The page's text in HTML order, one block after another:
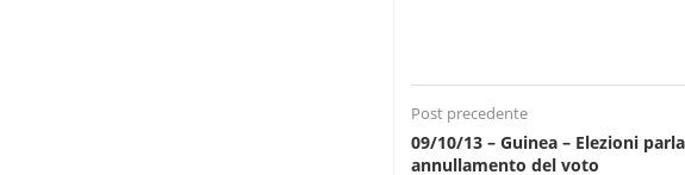
Post precedente
09/10/13 – Guinea – Elezioni
annullamento del voto